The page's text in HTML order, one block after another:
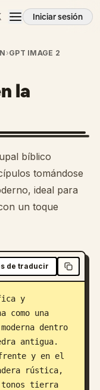
Iniciar sesión
›GPT IMAGE 2
la
bíblico
tomándose
ideal para
un toque
de traducir
y
como una
dentro
antigua.
y en el
rústica,
tierra